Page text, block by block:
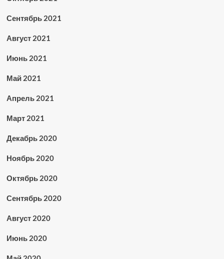
Сентябрь 2021
Август 2021
Июнь 2021
Май 2021
Апрель 2021
Март 2021
Декабрь 2020
Ноябрь 2020
Октябрь 2020
Сентябрь 2020
Август 2020
Июнь 2020